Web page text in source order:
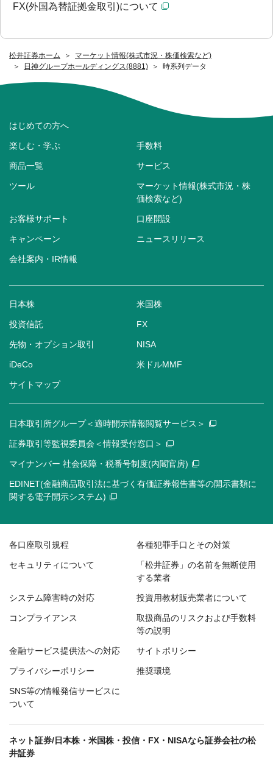
松井証券ホーム
マーケット情報(株式市況・株価検索など)
日神グループホールディングス(8881)
時系列データ
FX(外国為替証拠金取引)について
はじめての方へ
楽しむ・学ぶ 手数料
商品一覧 サービス
ツール
マーケット情報(株式市況・株
価検索など)
お客様サポート 口座開設
キャンペーン ニュースリリース
会社案内・IR情報
日本株 米国株
投資信託 FX
先物・オプション取引 NISA
iDeCo 米ドルMMF
サイトマップ
日本取引所グループ＜適時開示情報閲覧サービス＞
証券取引等監視委員会＜情報受付窓口＞
マイナンバー 社会保障・税番号制度(内閣官房)
EDINET(金融商品取引法に基づく有価証券報告書等の開示書類に
関する電子開示システム)
各口座取引規程 各種犯罪手口とその対策
セキュリティについて
「松井証券」の名前を無断使用
する業者
システム障害時の対応 投資用教材販売業者について
コンプライアンス
取扱商品のリスクおよび手数料
等の説明
金融サービス提供法への対応 サイトポリシー
プライバシーポリシー 推奨環境
SNS等の情報発信サービスに
ついて
ネット証券/日本株・米国株・投信・FX・NISAなら証券会社の松
井証券